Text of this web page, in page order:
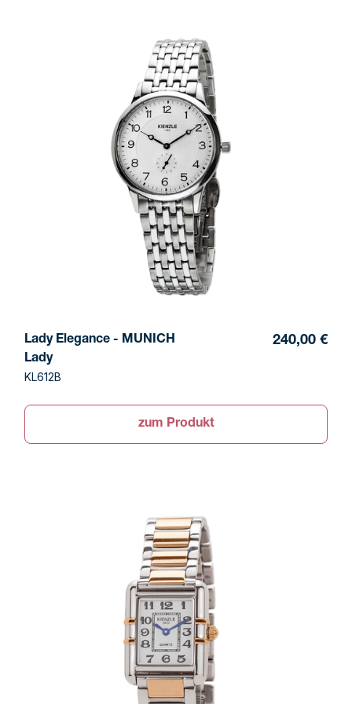
Lady Elegance - MUNICH
Lady
KL612B
240,00 €
zum Produkt